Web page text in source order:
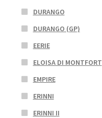
DURANGO
DURANGO (GP)
EERIE
ELOISA DI MONTFORT
EMPIRE
ERINNI
ERINNI II